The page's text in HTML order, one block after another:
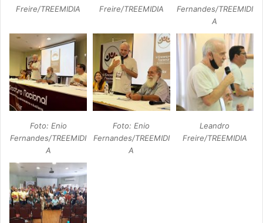
Freire/TREEMIDIA
Freire/TREEMIDIA
Fernandes/TREEMIDI
A
Foto: Enio
Fernandes/TREEMIDI
A
Foto: Enio
Fernandes/TREEMIDI
A
Leandro
Freire/TREEMIDIA